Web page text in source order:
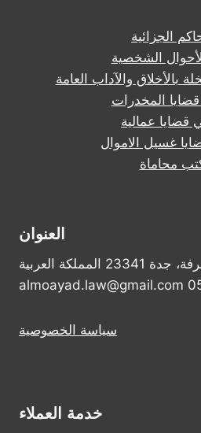
الجزائية
الشخصية
بالأخلاق والآداب العامة
المخدرات
قضايا عمالية
غسيل الاموال
محاماة
العنوان
شارع فلسطين، مشرفة، جدة 23341 المملكة العربية
سياسة الخصوصية
خدمة العملاء